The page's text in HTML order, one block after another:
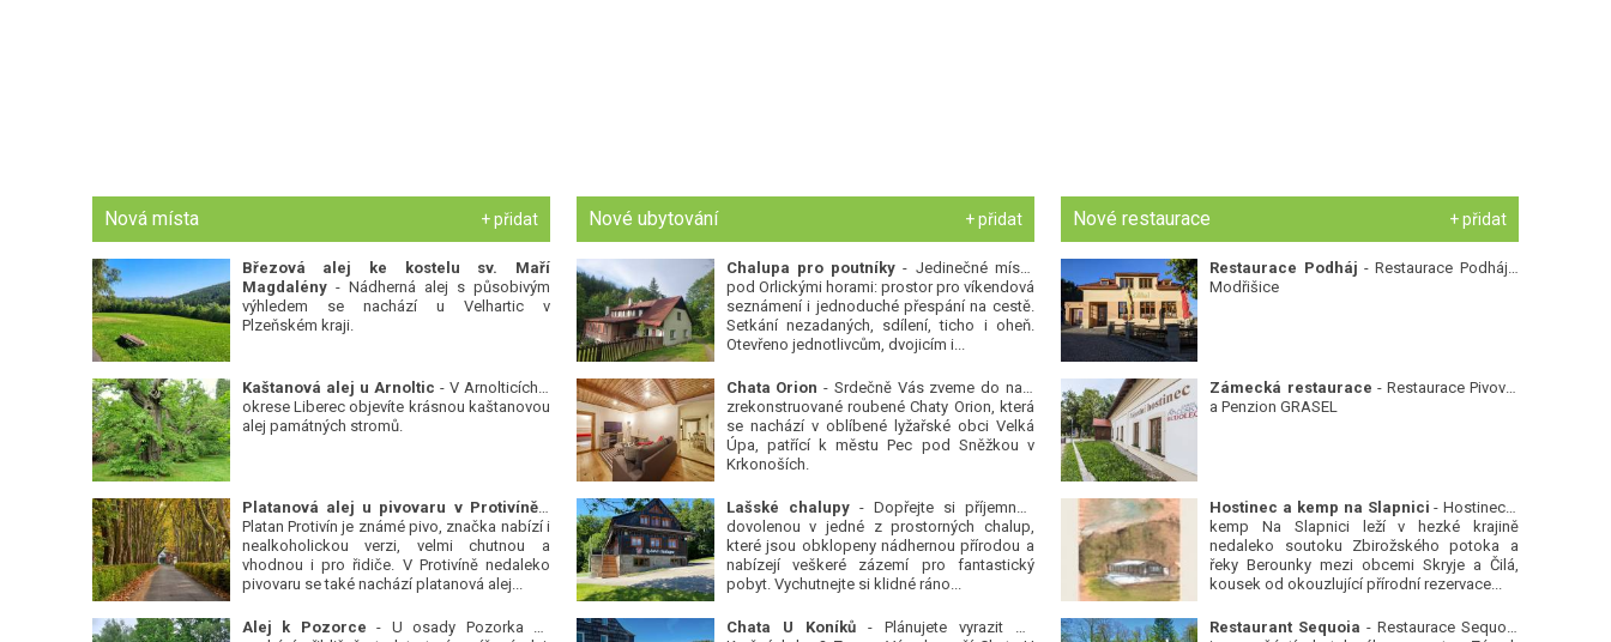
Nová místa + přidat
Březová alej ke kostelu sv. Maří
Magdalény- Nádherná alej s působivým
výhledem se nachází u Velhartic v
Plzeňském kraji.
Kaštanová alej u Arnoltic - V Arnolticích v
okrese Liberec objevíte krásnou kaštanovou
alej památných stromů.
Platanová alej u pivovaru v Protivíně-
Platan Protivín je známé pivo, značka nabízí i
nealkoholickou verzi, velmi chutnou a
vhodnou i pro řidiče. V Protivíně nedaleko
pivovaru se také nachází platanová alej...
Alej k Pozorce - U osady Pozorka se
Nové ubytování + přidat
Chalupa pro poutníky - Jedinečné místo
pod Orlickými horami: prostor pro víkendová
seznámení i jednoduché přespání na cestě.
Setkání nezadaných, sdílení, ticho i oheň.
Otevřeno jednotlivcům, dvojicím i...
Chata Orion - Srdečně Vás zveme do naší
zrekonstruované roubené Chaty Orion, která
se nachází v oblíbené lyžařské obci Velká
Úpa, patřící k městu Pec pod Sněžkou v
Krkonoších.
Lašské chalupy- Dopřejte si příjemnou
dovolenou v jedné z prostorných chalup,
které jsou obklopeny nádhernou přírodou a
nabízejí veškeré zázemí pro fantastický
pobyt. Vychutnejte si klidné ráno...
Chata U Koníků- Plánujete vyrazit do
Nové restaurace + přidat
Restaurace Podháj - Restaurace Podháj -
Modřišice
Zámecká restaurace - Restaurace Pivovar
a Penzion GRASEL
Hostinec a kemp na Slapnici - Hostinec a
kemp Na Slapnici leží v hezké krajině
nedaleko soutoku Zbirožského potoka a
řeky Berounky mezi obcemi Skryje a Čilá,
kousek od okouzlující přírodní rezervace...
Restaurant Sequoia - Restaurace Sequoia